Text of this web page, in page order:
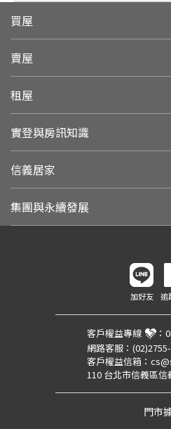
買屋
賣屋
租屋
實登與房訊知識
信義居家
集團與永續發展
加好友 追
客戶權益專線 ：
網路客服：
客戶權益信箱：
110 台北市信義區信
門市